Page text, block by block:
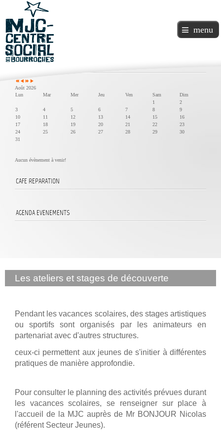
menu
Année
précédente
Mois
précédent
Année
suivante
Mois
suivant
Août 2026
Lun
Mar Mer Jeu Ven Sam
Dim
1
2
3
4 5 6 7 8
9
10
11 12 13 14 15
16
17
18 19 20 21 22
23
24
25 26 27 28 29
30
31
Aucun évènement à venir!
CAFE REPARATION
AGENDA EVENEMENTS
Les ateliers et stages de découverte
Pendant les vacances scolaires, des stages artistiques
ou sportifs sont organisés par les animateurs en
partenariat avec d'autres structures.
ceux-ci permettent aux jeunes de s'initier à différentes
pratiques de manière approfondie.
Pour consulter le planning des activités prévues durant
les vacances scolaires, se renseigner sur place à
l'accueil de la MJC auprès de Mr BONJOUR Nicolas
(référent Secteur Jeunes).